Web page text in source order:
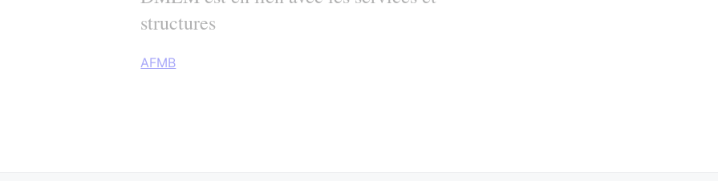
structures
AFMB